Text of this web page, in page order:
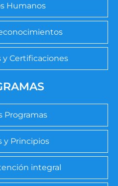
Humanos
y Certificaciones
Programas
y Principios
integral